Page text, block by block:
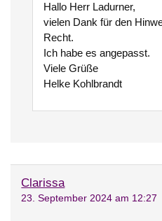
Hallo Herr Ladurner,
vielen Dank für den
Recht.
Ich habe es angepasst.
Viele Grüße
Helke Kohlbrandt
Clarissa
23. September 2024 am 12:27